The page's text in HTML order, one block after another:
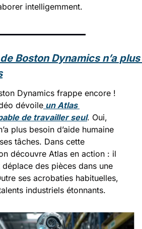
intelligemment.
Boston Dynamics n’a plus
Dynamics frappe encore !
dévoile un Atlas
de travailler seul. Oui,
plus besoin d’aide humaine
tâches. Dans cette
découvre Atlas en action : il
des pièces dans une
ses acrobaties habituelles,
industriels étonnants.